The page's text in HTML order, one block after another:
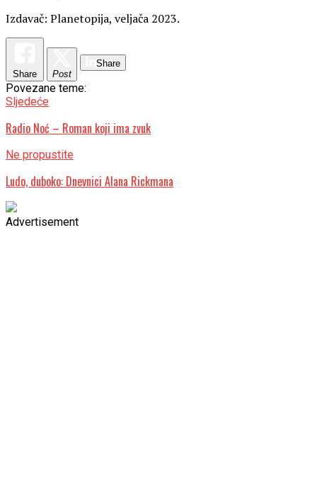
Izdavač: Planetopija, veljača 2023.
Share Post
Share
Povezane teme:
Sljedeće
Radio Noć – Roman koji ima zvuk
Ne propustite
Ludo, duboko: Dnevnici Alana Rickmana
Advertisement